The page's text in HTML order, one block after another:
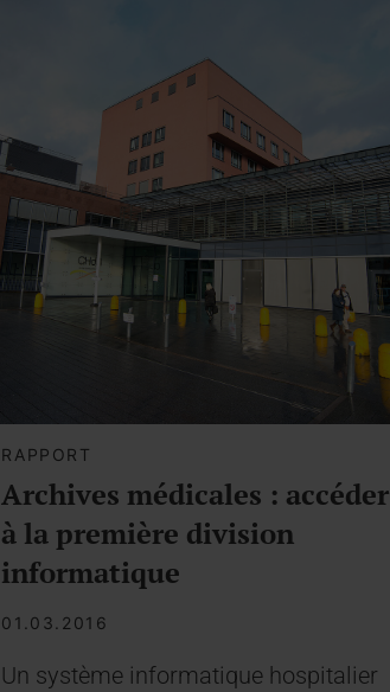
RAPPORT
Archives médicales : accéder
à la première division
informatique
01.03.2016
Un système informatique hospitalier